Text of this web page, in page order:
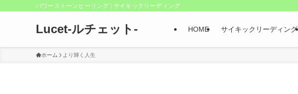
パワーストーンヒーリング | サイキックリーディング
Lucet-ルチェット- HOME サイキックリーディング
ホーム より輝く人生